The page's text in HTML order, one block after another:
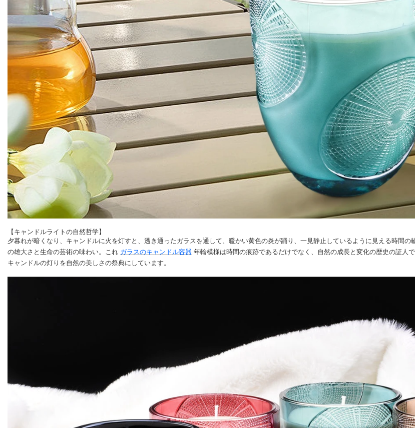
【キャンドルライトの自然哲学】
夕暮れが暗くなり、キャンドルに火を灯すと、透き通ったガラスを通して、暖かい黄色の炎が踊り、一見静止しているように見える時間
の雄大さと生命の芸術の味わい。これ ガラスのキャンドル容器 年輪模様は時間の痕跡であるだけでなく、自然の成長と変化の歴史の証人
キャンドルの灯りを自然の美しさの祭典にしています。